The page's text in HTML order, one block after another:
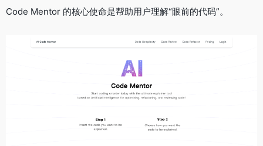
Code Mentor 的核心使命是帮助用户理解“眼前的代码”。